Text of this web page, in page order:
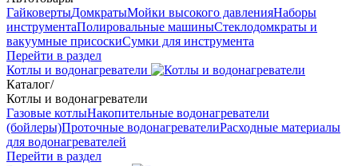
ГайковертыДомкратыМойки высокого давленияНаборы
инструментаПолировальные машиныСтеклодомкраты и
вакуумные присоскиСумки для инструмента
Перейти в раздел
Котлы и водонагреватели
Каталог/
Котлы и водонагреватели
Газовые котлыНакопительные водонагреватели
(бойлеры)Проточные водонагревателиРасходные материалы
для водонагревателей
Перейти в раздел